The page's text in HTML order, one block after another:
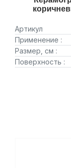
Артикул
Применение :
Размер, см :
Поверхность :